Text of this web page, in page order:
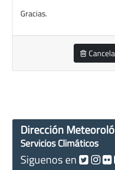
Gracias.
Cancela
Dirección
Servicios Climáticos
Siguenos en